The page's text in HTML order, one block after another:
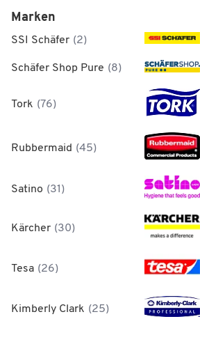
Marken
SSI Schäfer (2)
Schäfer Shop Pure (8)
Tork (76)
Rubbermaid (45)
Satino (31)
Kärcher (30)
Tesa (26)
Kimberly Clark (25)